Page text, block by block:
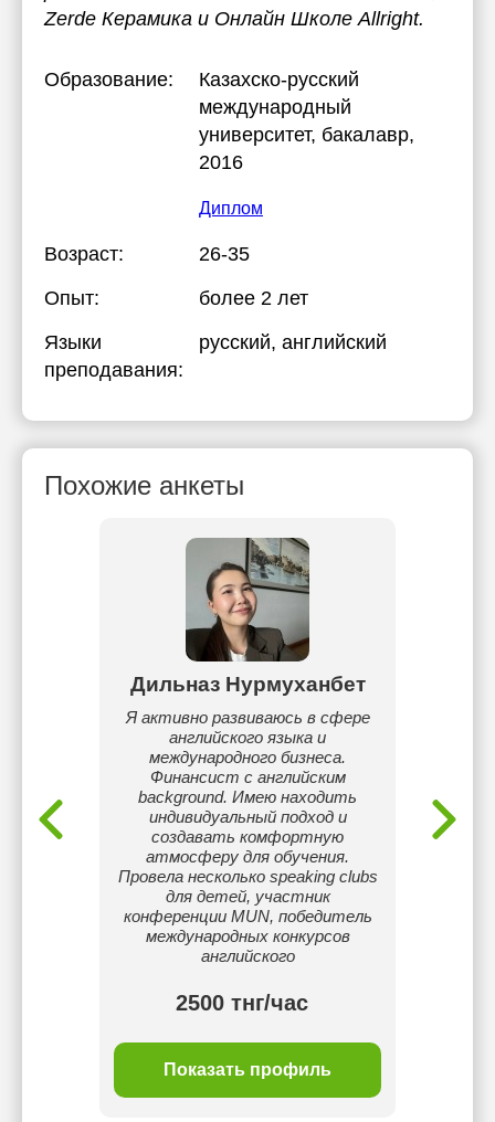
Zerde Керамика и Онлайн Школе Allright.
Образование:
Казахско-русский
международный
университет, бакалавр,
2016
Диплом
Возраст:
26-35
Опыт:
более 2 лет
Языки
преподавания:
русский, английский
Похожие анкеты
Дильназ Нурмуханбет
Я активно развиваюсь в сфере
английского языка и
международного бизнеса.
Финансист с английским
background. Имею находить
индивидуальный подход и
создавать комфортную
атмосферу для обучения.
Провела несколько speaking clubs
для детей, участник
конференции MUN, победитель
международных конкурсов
английского
2500 тнг/час
Показать профиль